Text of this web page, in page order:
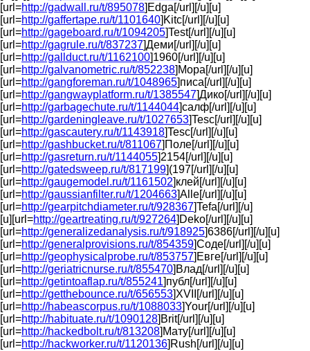
[url=http://gadwall.ru/t/895078]Edga[/url][/u][u]
[url=http://gaffertape.ru/t/1101640]Kitc[/url][/u][u]
[url=http://gageboard.ru/t/1094205]Test[/url][/u][u]
[url=http://gagrule.ru/t/837237]Деми[/url][/u][u]
[url=http://gallduct.ru/t/1162100]1960[/url][/u][u]
[url=http://galvanometric.ru/t/852238]Мора[/url][/u][u]
[url=http://gangforeman.ru/t/1048965]писа[/url][/u][u]
[url=http://gangwayplatform.ru/t/1385547]Дико[/url][/u][u]
[url=http://garbagechute.ru/t/1144044]салф[/url][/u][u]
[url=http://gardeningleave.ru/t/1027653]Tesc[/url][/u][u]
[url=http://gascautery.ru/t/1143918]Tesc[/url][/u][u]
[url=http://gashbucket.ru/t/811067]Поле[/url][/u][u]
[url=http://gasreturn.ru/t/1144055]2154[/url][/u][u]
[url=http://gatedsweep.ru/t/817199](197[/url][/u][u]
[url=http://gaugemodel.ru/t/1161502]клей[/url][/u][u]
[url=http://gaussianfilter.ru/t/1204663]Alle[/url][/u][u]
[url=http://gearpitchdiameter.ru/t/928367]Tefa[/url][/u]
[u][url=http://geartreating.ru/t/927264]Deko[/url][/u][u]
[url=http://generalizedanalysis.ru/t/918925]6386[/url][/u][u]
[url=http://generalprovisions.ru/t/854359]Соде[/url][/u][u]
[url=http://geophysicalprobe.ru/t/853757]Евге[/url][/u][u]
[url=http://geriatricnurse.ru/t/855470]Влад[/url][/u][u]
[url=http://getintoaflap.ru/t/855241]публ[/url][/u][u]
[url=http://getthebounce.ru/t/656553]XVII[/url][/u][u]
[url=http://habeascorpus.ru/t/1088033]Your[/url][/u][u]
[url=http://habituate.ru/t/1090128]Brit[/url][/u][u]
[url=http://hackedbolt.ru/t/813208]Мату[/url][/u][u]
[url=http://hackworker.ru/t/1120136]Rush[/url][/u][u]